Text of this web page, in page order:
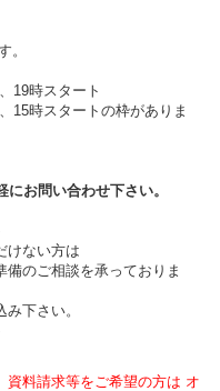
。
19時スタート
15時スタートの枠がありま
お問い合わせ下さい。
けない方は
のご相談を承っておりま
下さい。
資料請求等をご希望の方は オ